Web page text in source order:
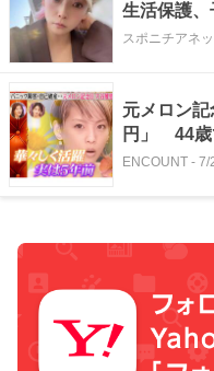
生活保護
っても生き
スポニチアネ
元メロン
円」 44歳
なって」
ENCOUNT - 7/